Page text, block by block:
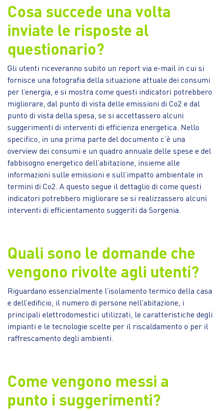
Cosa succede una volta
inviate le risposte al
questionario?
Gli utenti riceveranno subito un report via e-mail in cui si
fornisce una fotografia della situazione attuale dei consumi
per l’energia, e si mostra come questi indicatori potrebbero
migliorare, dal punto di vista delle emissioni di Co2 e dal
punto di vista della spesa, se si accettassero alcuni
suggerimenti di interventi di efficienza energetica. Nello
specifico, in una prima parte del documento c’è una
overview dei consumi e un quadro annuale delle spese e del
fabbisogno energetico dell’abitazione, insieme alle
informazioni sulle emissioni e sull’impatto ambientale in
termini di Co2. A questo segue il dettaglio di come questi
indicatori potrebbero migliorare se si realizzassero alcuni
interventi di efficientamento suggeriti da Sorgenia.
Quali sono le domande che
vengono rivolte agli utenti?
Riguardano essenzialmente l’isolamento termico della casa
e dell’edificio, il numero di persone nell’abitazione, i
principali elettrodomestici utilizzati, le caratteristiche degli
impianti e le tecnologie scelte per il riscaldamento o per il
raffrescamento degli ambienti.
Come vengono messi a
punto i suggerimenti?